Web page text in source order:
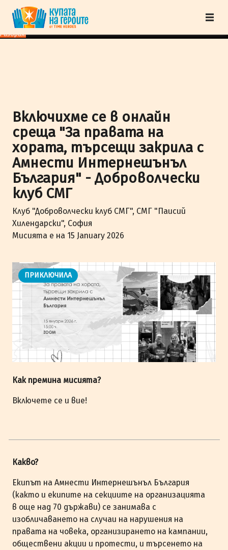
"Купата на героите" от TimeHeroes ползва cookies, за да осигурим по-
добро представяне на сайта и да подобрим Вашето преживяване.Научи
повече
Разбрах!
Включихме се в онлайн
среща "За правата на
хората, търсещи закрила с
Амнести Интернешънъл
България" - Доброволчески
клуб СМГ
Клуб "Доброволчески клуб СМГ", СМГ "Паисий
Хилендарски", София
Мисията е на 15 January 2026
ПРИКЛЮЧИЛА
Как премина мисията?
Включете се и вие!
Какво?
Екипът на Амнести Интернешънъл България
(както и екипите на секциите на организацията
в още над 70 държави) се занимава с
изобличаването на случаи на нарушения на
правата на човека, организирането на кампании,
обществени акции и протести, и търсенето на